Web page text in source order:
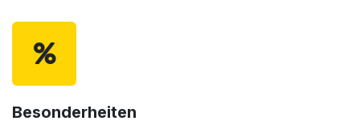
Besonderheiten